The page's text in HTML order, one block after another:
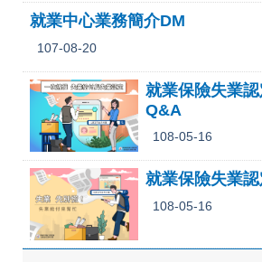
就業中心業務簡介DM
107-08-20
就業保險失業
Q&A
108-05-16
就業保險失業
108-05-16